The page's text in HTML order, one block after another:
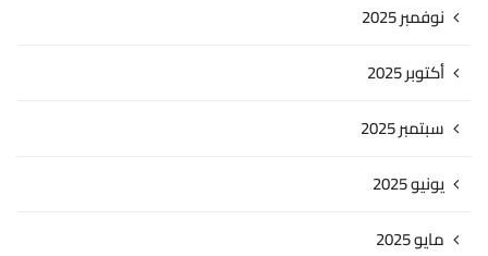
نوفمبر 2025
أكتوبر 2025
سبتمبر 2025
يونيو 2025
مايو 2025